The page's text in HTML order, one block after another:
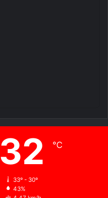
32 ℃
33º - 30º
43%